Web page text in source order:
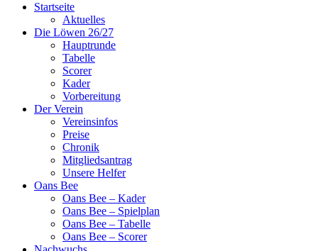
Startseite
Aktuelles
Die Löwen 26/27
Hauptrunde
Tabelle
Scorer
Kader
Vorbereitung
Der Verein
Vereinsinfos
Preise
Chronik
Mitgliedsantrag
Unsere Helfer
Oans Bee
Oans Bee – Kader
Oans Bee – Spielplan
Oans Bee – Tabelle
Oans Bee – Scorer